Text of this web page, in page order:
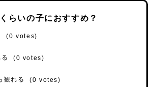
らいの子におすすめ？
(0 votes)
(0 votes)
観れる (0 votes)